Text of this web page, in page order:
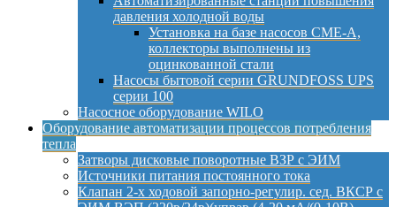
давления холодной воды
Установка на базе насосов CME-A,
коллекторы выполнены из
оцинкованной стали
Насосы бытовой серии GRUNDFOSS UPS
серии 100
Насосное оборудование WILO
Оборудование автоматизации процессов потребления
тепла
Затворы дисковые поворотные ВЗР с ЭИМ
Источники питания постоянного тока
Клапан 2-х ходовой запорно-регулир. сед. ВКСР с